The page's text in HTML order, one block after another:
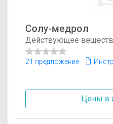
Солу-медрол
Действующее
21 предложение
Цены в